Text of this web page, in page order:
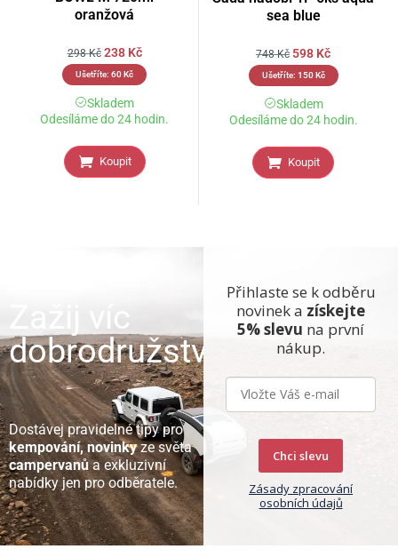
oranžová
298Kč 238 Kč
Ušetříte: 60Kč
Skladem
Odesíláme do 24 hodin.
Koupit
sea blue
748Kč 598 Kč
Ušetříte: 150Kč
Skladem
Odesíláme do 24 hodin.
Koupit
Zažij víc
dobrodružství
Dostávej pravidelné tipy pro
kempování, novinkyze světa
campervanůa exkluzivní
nabídky jen pro odběratele.
Přihlaste se k odběru
novinek a získejte
5% slevu na první
nákup.
Chci slevu
Zásady zpracování
osobních údajů